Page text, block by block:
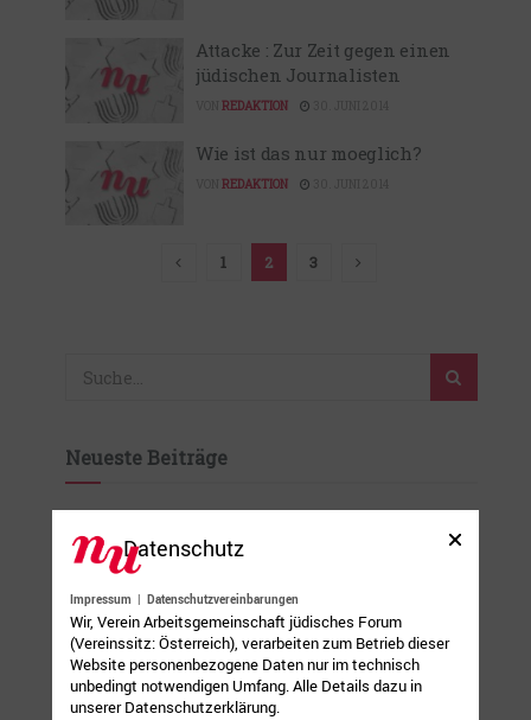
Attacke : Zur Zeit gegen einen
jüdischen Journalisten
REDAKTION
Wie ist das nur moeglich?
REDAKTION
1 2 3
Neueste Beiträge
in den Augen“
Zynische Neue Welt
Ein positiver Treffpunkt
Die Israelis leiden unter Krieg und Terror.
Datenschutz
Impressum | Datenschutzvereinbarungen
Wir, Verein Arbeitsgemeinschaft jüdisches Forum
(Vereinssitz: Österreich), verarbeiten zum Betrieb dieser
Website personenbezogene Daten nur im technisch
unbedingt notwendigen Umfang. Alle Details dazu in
unserer Datenschutzerklärung.